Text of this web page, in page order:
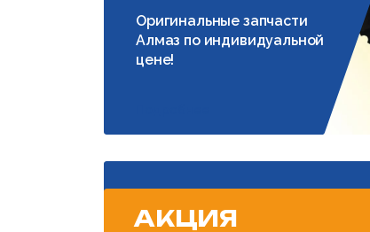
Оригинальные запчасти
Алмаз по индивидуальной
цене!
АКЦИЯ